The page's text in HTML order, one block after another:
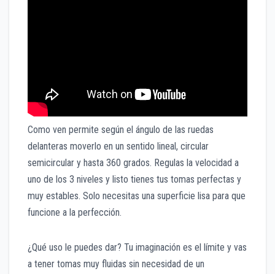
Como ven permite según el ángulo de las ruedas
delanteras moverlo en un sentido lineal, circular
semicircular y hasta 360 grados. Regulas la velocidad a
uno de los 3 niveles y listo tienes tus tomas perfectas y
muy estables. Solo necesitas una superficie lisa para que
funcione a la perfección.
¿Qué uso le puedes dar? Tu imaginación es el límite y vas
a tener tomas muy fluidas sin necesidad de un